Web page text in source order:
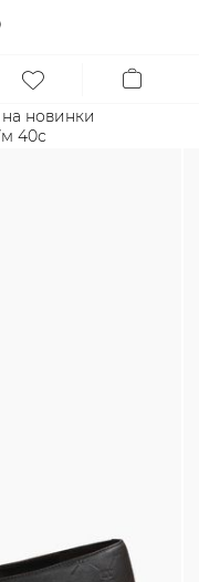
на новинки
39с